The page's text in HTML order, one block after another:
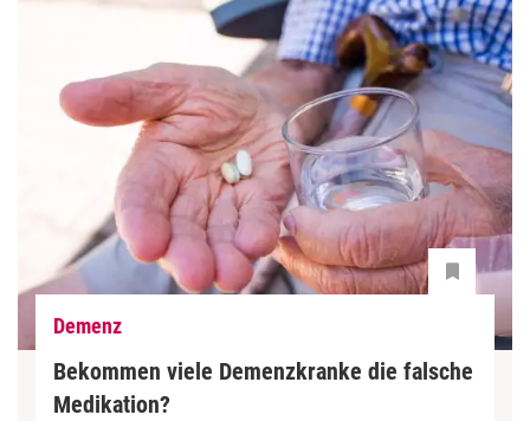
Demenz
Bekommen viele Demenzkranke die falsche
Medikation?